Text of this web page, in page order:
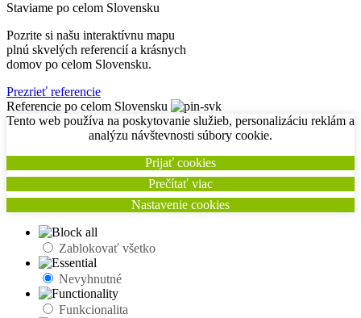
Staviame po celom Slovensku
Pozrite si našu interaktívnu mapu
plnú skvelých referencií a krásnych
domov po celom Slovensku.
Prezrieť referencie
Referencie po celom Slovensku
Tento web používa na poskytovanie služieb, personalizáciu reklám a
analýzu návštevnosti súbory cookie.
Prijať cookies
Prečítať viac
Nastavenie cookies
Zablokovať všetko
Nevyhnutné
Funkcionalita